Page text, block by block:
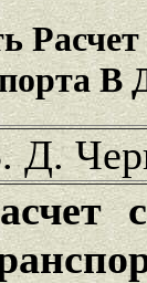
В
Д.